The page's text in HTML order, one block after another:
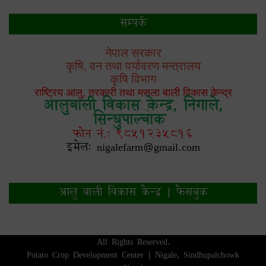
सम्पर्क
नेपाल सरकार
कृषि, वन तथा पर्यावरण मन्त्रालय
कृषि विभाग
राष्ट्रिय आलु, तरकारी तथा मसला बाली विकास केन्द्र
आलुबाली विकास केन्द्र, निगाले,
सिन्धुपाल्चोक
फोन नं.: 9851235816
इमेल: nigalefarm@gmail.com
आलु बाली विकास केन्द्र | फेसबुक
All Rights Reserved.
Potato Crop Development Center | Nigale, Sindhupalchowk